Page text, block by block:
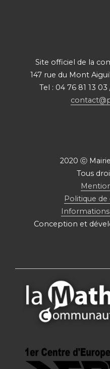
Site officiel de la
147 rue du Mont
Tel : 04 76 81 13
2020 ⓒ
Tous
Politique
Conception et